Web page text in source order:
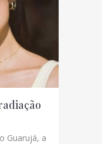
Guarujá, a